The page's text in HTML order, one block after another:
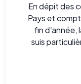
En dépit des
Pays et
fin d'année,
suis